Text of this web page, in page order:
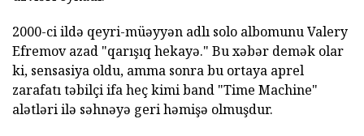
2000-ci ildə qeyri-müəyyən adlı solo albomunu Valery
Efremov azad "qarışıq hekayə." Bu xəbər demək olar
ki, sensasiya oldu, amma sonra bu ortaya aprel
zarafatı təbilçi ifa heç kimi band "Time Machine"
alətləri ilə səhnəyə geri həmişə olmuşdur.